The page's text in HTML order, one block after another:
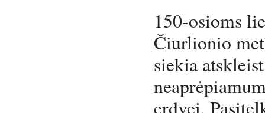
150-osioms
Čiurlionio
siekia
erdvei.